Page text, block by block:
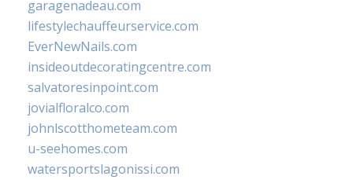
garagenadeau.com
lifestylechauffeurservice.com
EverNewNails.com
insideoutdecoratingcentre.com
salvatoresinpoint.com
jovialfloralco.com
johnlscotthometeam.com
u-seehomes.com
watersportslagonissi.com